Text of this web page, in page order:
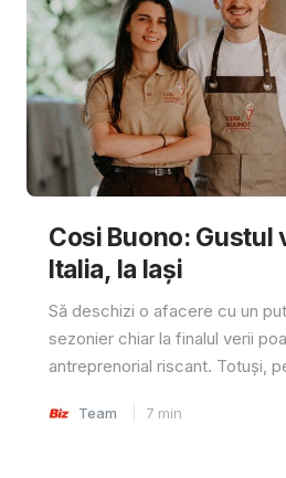
Cosi Buono: Gustul
Italia, la Iași
Să deschizi o afacere cu un
sezonier chiar la finalul verii
antreprenorial riscant. Totuși,
Team 7 min